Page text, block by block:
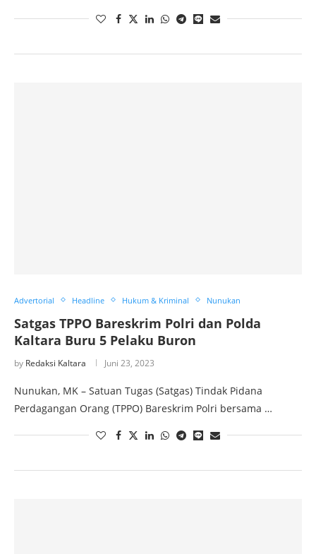
Advertorial Headline Hukum & Kriminal Nunukan
Satgas TPPO Bareskrim Polri dan Polda
Kaltara Buru 5 Pelaku Buron
by Redaksi Kaltara Juni 23, 2023
Nunukan, MK – Satuan Tugas (Satgas) Tindak Pidana
Perdagangan Orang (TPPO) Bareskrim Polri bersama …